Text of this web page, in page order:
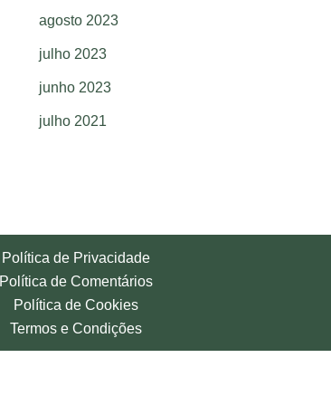
agosto 2023
julho 2023
junho 2023
julho 2021
Política de Privacidade
Política de Comentários
Política de Cookies
Termos e Condições